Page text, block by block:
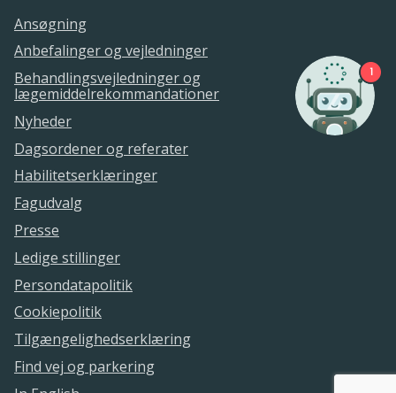
Ansøgning
Anbefalinger og vejledninger
Behandlingsvejledninger og
lægemiddelrekommandationer
Nyheder
Dagsordener og referater
Habilitetserklæringer
Fagudvalg
Presse
Ledige stillinger
Persondatapolitik
Cookiepolitik
Tilgængelighedserklæring
Find vej og parkering
1